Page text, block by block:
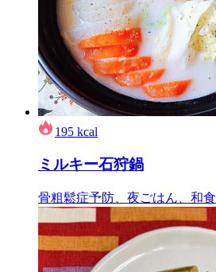
195 kcal
ミルキー石狩鍋
骨粗鬆症予防、夜ごはん、和食